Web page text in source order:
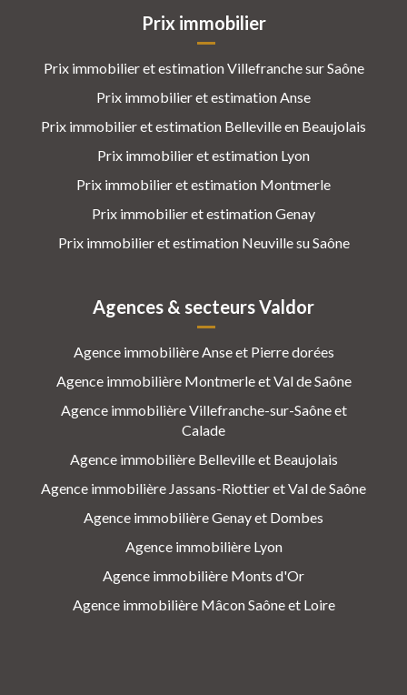
Prix immobilier
Prix immobilier et estimation Villefranche sur Saône
Prix immobilier et estimation Anse
Prix immobilier et estimation Belleville en Beaujolais
Prix immobilier et estimation Lyon
Prix immobilier et estimation Montmerle
Prix immobilier et estimation Genay
Prix immobilier et estimation Neuville su Saône
Agences & secteurs Valdor
Agence immobilière Anse et Pierre dorées
Agence immobilière Montmerle et Val de Saône
Agence immobilière Villefranche-sur-Saône et
Calade
Agence immobilière Belleville et Beaujolais
Agence immobilière Jassans-Riottier et Val de Saône
Agence immobilière Genay et Dombes
Agence immobilière Lyon
Agence immobilière Monts d'Or
Agence immobilière Mâcon Saône et Loire